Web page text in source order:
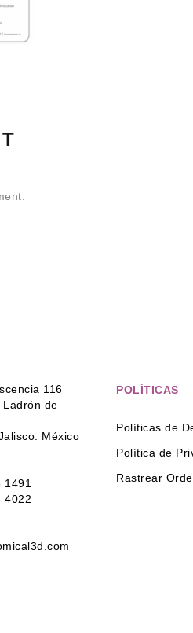
116
Ladrón de
México
1491
4022
POLÍTICAS
Políticas de
Política de
Rastrear